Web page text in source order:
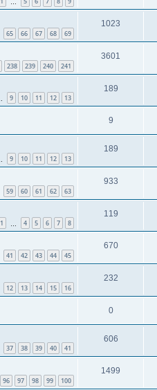
65 66 67 68 69
1023
238 239 240 241
3601
9 10 11 12 13
189
9
9 10 11 12 13
189
59 60 61 62 63
933
1 4 5 6 7 8
119
41 42 43 44 45
670
12 13 14 15 16
232
0
37 38 39 40 41
606
96 97 98 99 100
1499